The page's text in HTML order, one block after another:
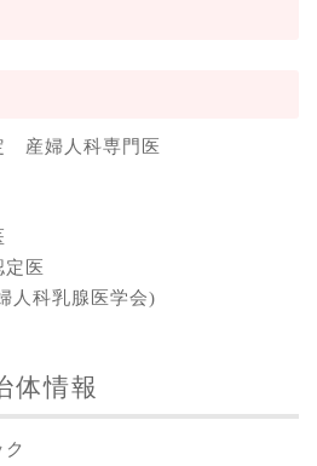
産婦人科専門医
定医
人科乳腺医学会)
体情報